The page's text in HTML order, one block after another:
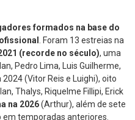
formados na base do
. Foram 13 estreias na
(recorde no século), uma
Pedro Lima, Luis Guilherme,
(Vitor Reis e Luighi), oito
Thalys, Riquelme Fillipi, Erick
na 2026(Arthur), além de sete
temporadas anteriores.